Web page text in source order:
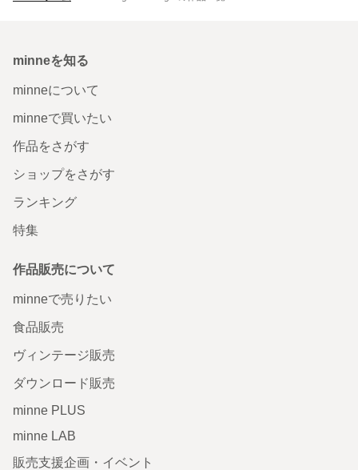
minneを知る
minneについて
minneで買いたい
作品をさがす
ショップをさがす
ランキング
特集
作品販売について
minneで売りたい
食品販売
ヴィンテージ販売
ダウンロード販売
minne PLUS
minne LAB
販売支援企画・イベント